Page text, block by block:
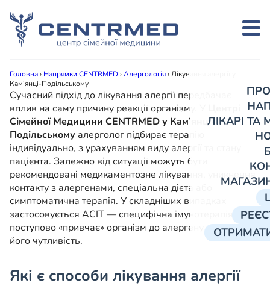
ЛІКАРІ
Головна› Напрямки CENTRMED›Алергологія›Лікування алергії у
Кам’янці-Подільському
Сучасний підхід до лікування алергії передбачає
вплив на саму причину реакції організму. У
Сімейної Медицини CENTRMED у Кам’янці-
Подільському алерголог підбирає терапію
індивідуально, з урахуванням виду алергії та стану
пацієнта. Залежно від ситуації можуть бути
рекомендовані медикаментозне лікування, уникнення
контакту з алергенами, спеціальна дієта або
симптоматична терапія. У складніших випадках
застосовується АСІТ — специфічна імунотерапія, яка
поступово «привчає» організм до алергену та знижує
його чутливість.
Які є способи лікування алергії